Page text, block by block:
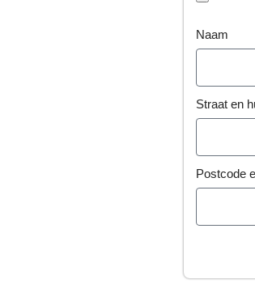
Naam
Straat en
Postcode